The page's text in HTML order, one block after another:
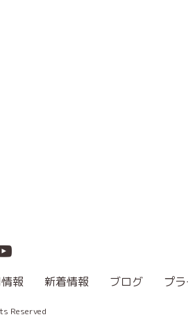
報 新着情報 ブログ プ
Reserved